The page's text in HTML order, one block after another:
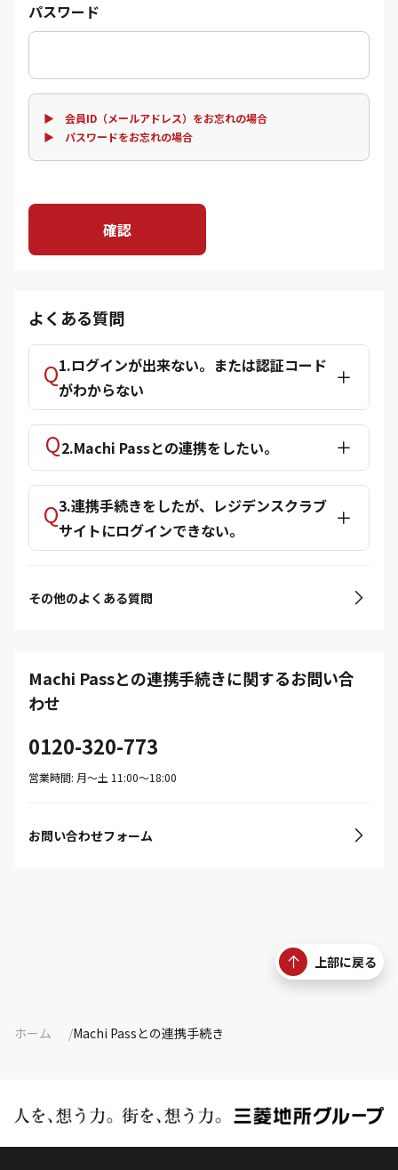
パスワード
▶ 会員ID（メールアドレス）をお忘れの場合
▶ パスワードをお忘れの場合
確認
よくある質問
1.ログインが出来ない。または認証コード
がわからない
2.Machi Passとの連携をしたい。
3.連携手続きをしたが、レジデンスクラブ
サイトにログインできない。
その他のよくある質問
Machi Passとの連携手続きに関するお問い合
わせ
0120-320-773
営業時間: 月〜土 11:00〜18:00
お問い合わせフォーム
上部に戻る
ホーム Machi Passとの連携手続き